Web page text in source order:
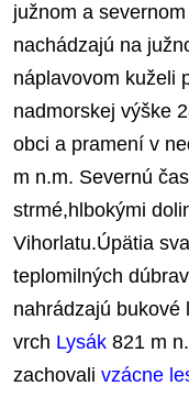
južnom a
nachádzajú na
náplavovom kuželi
nadmorskej výške
obci a pramení v
m n.m. Severnú
strmé,hlbokými
Vihorlatu.Úpätia
teplomilných
nahrádzajú bukové
vrch Lysák 821 m
zachovali vzácne